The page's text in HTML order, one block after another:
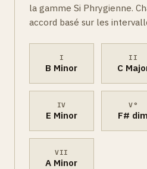
la gamme Si Phrygienne.
accord basé sur les
I
B Minor
II
C
IV
E Minor
V°
F# dim
VII
A Minor